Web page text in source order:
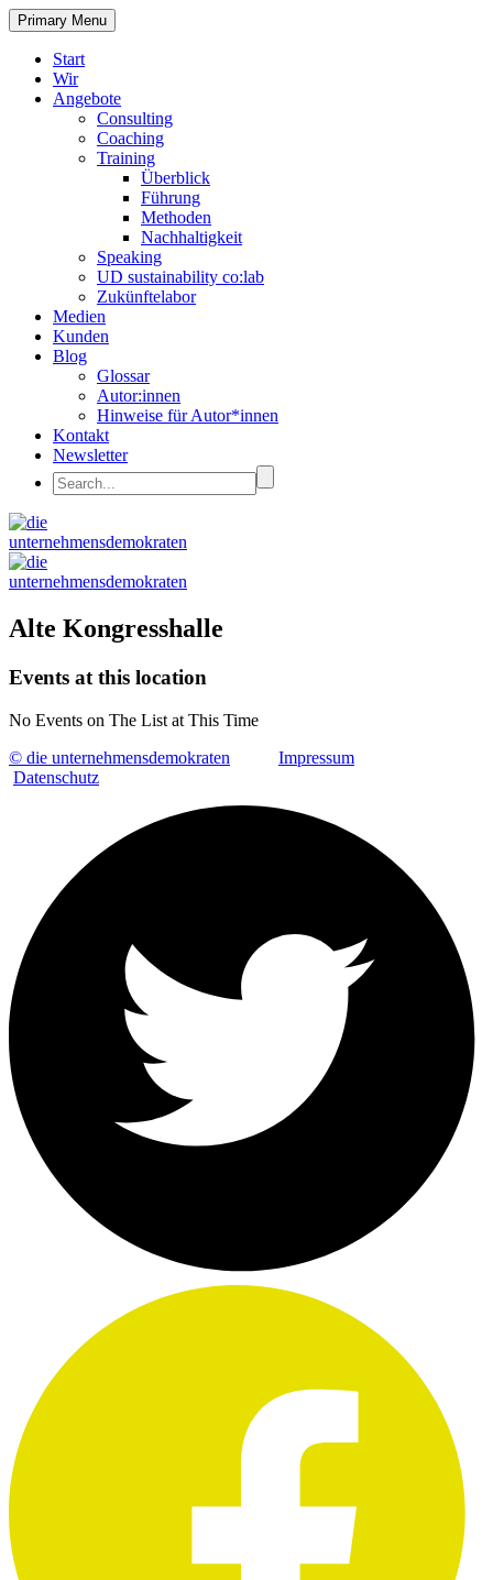
Primary Menu
Start
Wir
Angebote
Consulting
Coaching
Training
Überblick
Führung
Methoden
Nachhaltigkeit
Speaking
UD sustainability co:lab
Zukünftelabor
Medien
Kunden
Blog
Glossar
Autor:innen
Hinweise für Autor*innen
Kontakt
Newsletter
Alte Kongresshalle
Events at this location
No Events on The List at This Time
© die unternehmensdemokraten
Impressum
Datenschutz